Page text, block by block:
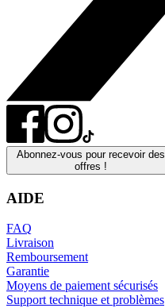
Abonnez-vous pour recevoir des
offres !
AIDE
FAQ
Livraison
Remboursement
Garantie
Moyens de paiement sécurisés
Support technique et problèmes